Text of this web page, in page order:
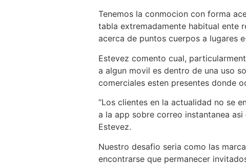
Tenemos la conmocion con forma
tabla extremadamente habitual ente
acerca de puntos cuerpos a lugares
Estevez comento cual,
a algun movil es dentro de una uso
comerciales esten presentes donde
“Los clientes en la actualidad no se
a la app sobre correo instantanea
Estevez.
Nuestro desafio seri­a como las
encontrarse que permanecer